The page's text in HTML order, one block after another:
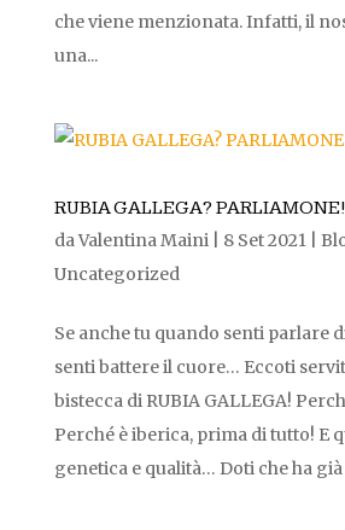
che viene menzionata. Infatti, il
una...
RUBIA GALLEGA? PARLIAMONE!
daValentina Maini| 8 Set 2021|
Uncategorized
Se anche tu quando senti parlare
senti battere il cuore… Eccoti
bistecca di RUBIA GALLEGA!
Perché è iberica, prima di tutto! E
genetica e qualità… Doti che ha già